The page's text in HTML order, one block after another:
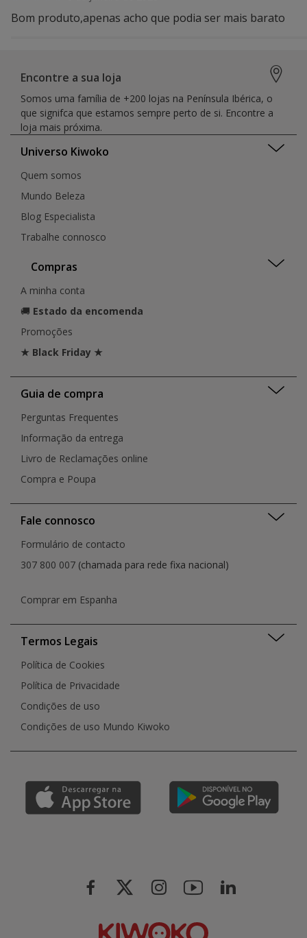
Bom produto,apenas acho que podia ser mais barato
Encontre a sua loja
Somos uma família de +200 lojas na Península Ibérica, o
que signifca que estamos sempre perto de si. Encontre a
loja mais próxima.
Universo Kiwoko
Quem somos
Mundo Beleza
Blog Especialista
Trabalhe connosco
Compras
A minha conta
🚚 Estado da encomenda
Promoções
★ Black Friday ★
Guia de compra
Perguntas Frequentes
Informação da entrega
Livro de Reclamações online
Compra e Poupa
Fale connosco
Formulário de contacto
307 800 007 (chamada para rede fixa nacional)
Comprar em Espanha
Termos Legais
Política de Cookies
Política de Privacidade
Condições de uso
Condições de uso Mundo Kiwoko